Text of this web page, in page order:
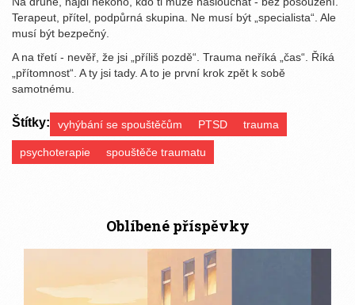
Terapeut, přítel, podpůrná skupina. Ne musí být „specialista“. Ale
musí být bezpečný.
A na třetí - nevěř, že jsi „příliš pozdě“. Trauma neříká „čas“. Říká
„přítomnost“. A ty jsi tady. A to je první krok zpět k sobě
samotnému.
Štítky: vyhýbání se spouštěčům PTSD trauma
psychoterapie spouštěče traumatu
Oblíbené příspěvky